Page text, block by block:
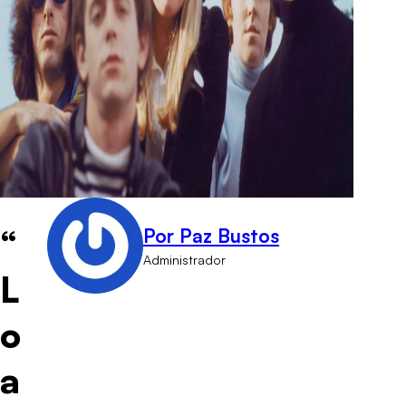
“
L
o
a
Por Paz Bustos
Administrador